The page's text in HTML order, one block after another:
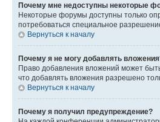
Почему мне недоступны некоторые
Некоторые форумы доступны только
потребоваться специальное
Вернуться к началу
Почему я не могу добавлять
Право добавления вложений может
что добавлять вложения разрешено
Вернуться к началу
Почему я получил предупреждение?